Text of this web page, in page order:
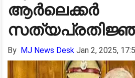
ആര്‍ലെക്കര്‍
By MJ News Desk Jan 2, 2025,